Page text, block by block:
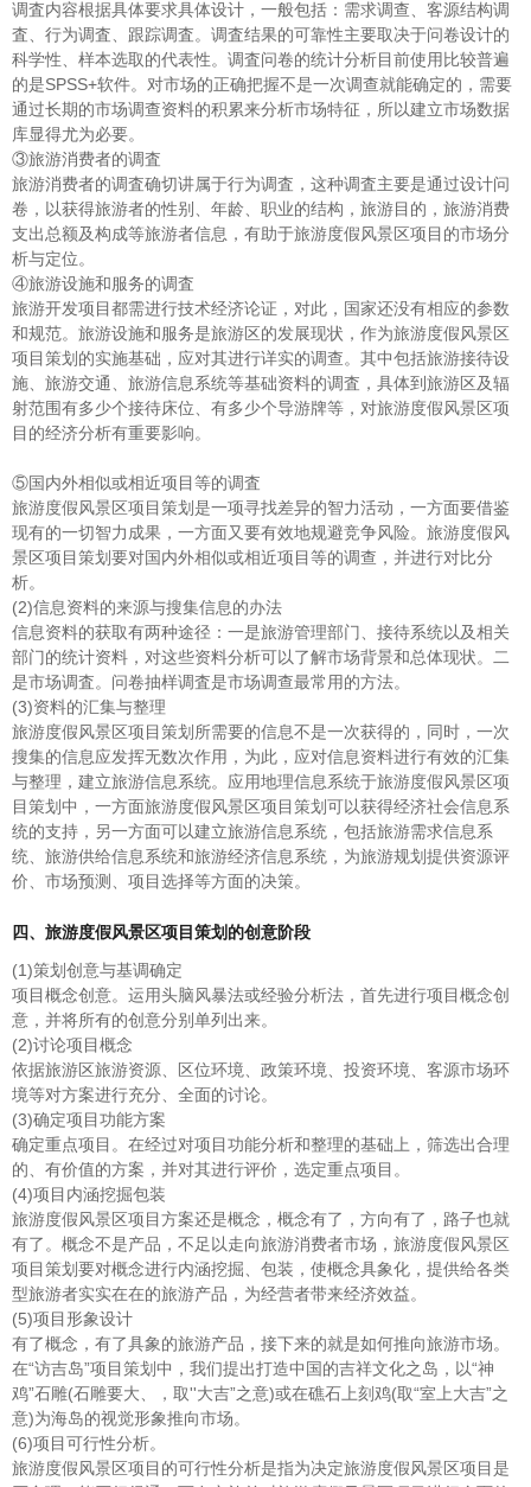
调査内容根据具体要求具体设计，一般包括：需求调查、客源结构调
査、行为调査、跟踪调査。调査结果的可靠性主要取决于问卷设计的
科学性、样本选取的代表性。调査问卷的统计分析目前使用比较普遍
的是SPSS+软件。对市场的正确把握不是一次调查就能确定的，需要
通过长期的市场调查资料的积累来分析市场特征，所以建立市场数据
库显得尤为必要。
③旅游消费者的调査
旅游消费者的调査确切讲属于行为调査，这种调査主要是通过设计问
卷，以获得旅游者的性别、年龄、职业的结构，旅游目的，旅游消费
支出总额及构成等旅游者信息，有助于旅游度假风景区项目的市场分
析与定位。
④旅游设施和服务的调査
旅游开发项目都需进行技术经济论证，对此，国家还没有相应的参数
和规范。旅游设施和服务是旅游区的发展现状，作为旅游度假风景区
项目策划的实施基础，应对其进行详实的调查。其中包括旅游接待设
施、旅游交通、旅游信息系统等基础资料的调査，具体到旅游区及辐
射范围有多少个接待床位、有多少个导游牌等，对旅游度假风景区项
目的经济分析有重要影响。
⑤国内外相似或相近项目等的调査
旅游度假风景区项目策划是一项寻找差异的智力活动，一方面要借鉴
现有的一切智力成果，一方面又要有效地规避竞争风险。旅游度假风
景区项目策划要对国内外相似或相近项目等的调查，并进行对比分
析。
(2)信息资料的来源与搜集信息的办法
信息资料的获取有两种途径：一是旅游管理部门、接待系统以及相关
部门的统计资料，对这些资料分析可以了解市场背景和总体现状。二
是市场调査。问卷抽样调査是市场调查最常用的方法。
(3)资料的汇集与整理
旅游度假风景区项目策划所需要的信息不是一次获得的，同时，一次
搜集的信息应发挥无数次作用，为此，应对信息资料进行有效的汇集
与整理，建立旅游信息系统。应用地理信息系统于旅游度假风景区项
目策划中，一方面旅游度假风景区项目策划可以获得经济社会信息系
统的支持，另一方面可以建立旅游信息系统，包括旅游需求信息系
统、旅游供给信息系统和旅游经济信息系统，为旅游规划提供资源评
价、市场预测、项目选择等方面的决策。
四、旅游度假风景区项目策划的创意阶段
(1)策划创意与基调确定
项目概念创意。运用头脑风暴法或经验分析法，首先进行项目概念创
意，并将所有的创意分别单列出来。
(2)讨论项目概念
依据旅游区旅游资源、区位环境、政策环境、投资环境、客源市场环
境等对方案进行充分、全面的讨论。
(3)确定项目功能方案
确定重点项目。在经过对项目功能分析和整理的基础上，筛选出合理
的、有价值的方案，并对其进行评价，选定重点项目。
(4)项目内涵挖掘包装
旅游度假风景区项目方案还是概念，概念有了，方向有了，路子也就
有了。概念不是产品，不足以走向旅游消费者市场，旅游度假风景区
项目策划要对概念进行内涵挖掘、包装，使概念具象化，提供给各类
型旅游者实实在在的旅游产品，为经营者带来经济效益。
(5)项目形象设计
有了概念，有了具象的旅游产品，接下来的就是如何推向旅游市场。
在“访吉岛”项目策划中，我们提出打造中国的吉祥文化之岛，以“神
鸡”石雕(石雕要大、，取''大吉”之意)或在礁石上刻鸡(取“室上大吉”之
意)为海岛的视觉形象推向市场。
(6)项目可行性分析。
旅游度假风景区项目的可行性分析是指为决定旅游度假风景区项目是